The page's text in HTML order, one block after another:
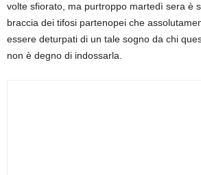
volte sfiorato, ma purtroppo martedì sera è
braccia dei tifosi partenopei che
essere deturpati di un tale sogno da chi
non è degno di indossarla.